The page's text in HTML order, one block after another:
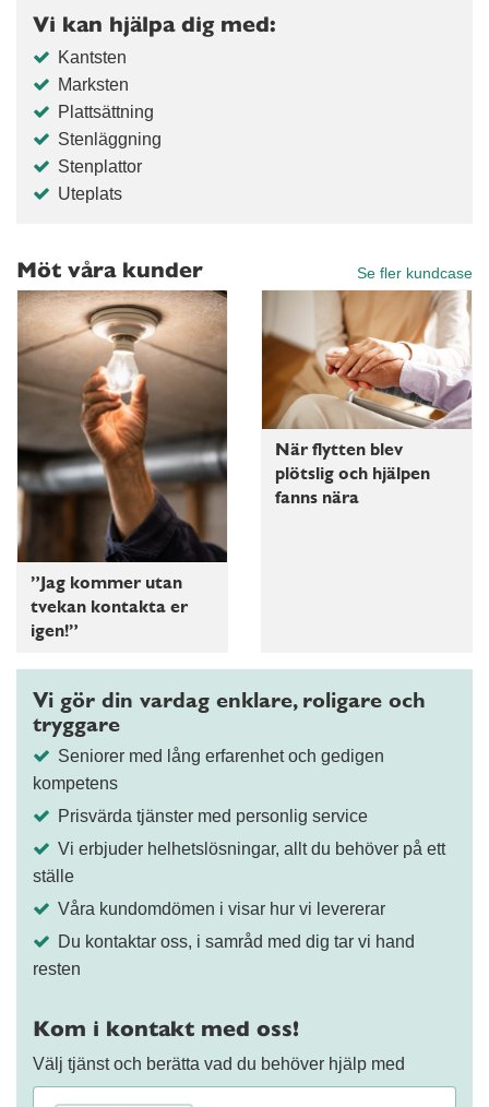
Vi kan hjälpa dig med:
Kantsten
Marksten
Plattsättning
Stenläggning
Stenplattor
Uteplats
Möt våra kunder Se fler kundcase
”Jag kommer utan
tvekan kontakta er
igen!”
När flytten blev
plötslig och hjälpen
fanns nära
Vi gör din vardag enklare, roligare och
tryggare
Seniorer med lång erfarenhet och gedigen
kompetens
Prisvärda tjänster med personlig service
Vi erbjuder helhetslösningar, allt du behöver på ett
ställe
Våra kundomdömen i visar hur vi levererar
Du kontaktar oss, i samråd med dig tar vi hand
resten
Kom i kontakt med oss!
Välj tjänst och berätta vad du behöver hjälp med